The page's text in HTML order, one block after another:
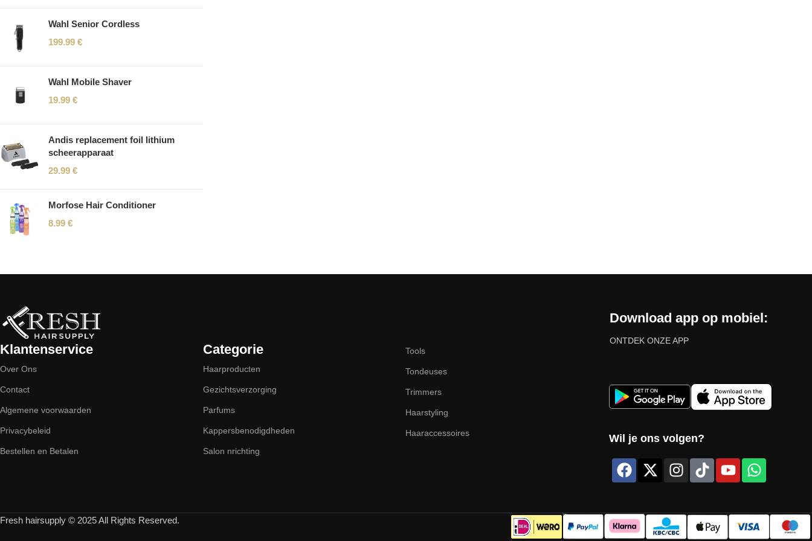
Wahl Senior Cordless
199.99 €
Wahl Mobile Shaver
19.99 €
Andis replacement foil lithium
scheerapparaat
29.99 €
Morfose Hair Conditioner
8.99 €
Klantenservice
Over Ons
Contact
Algemene voorwaarden
Privacybeleid
Bestellen en Betalen
Categorie
Haarproducten
Gezichtsverzorging
Parfums
Kappersbenodigdheden
Salon nrichting
Tools
Tondeuses
Trimmers
Haarstyling
Haaraccessoires
Download app op mobiel:
ONTDEK ONZE APP
Wil je ons volgen?
Fresh hairsupply © 2025 All Rights Reserved.